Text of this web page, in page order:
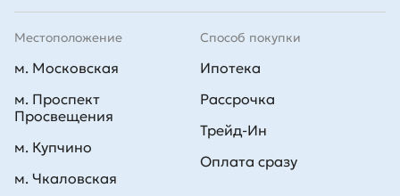
Способ покупки
Ипотека
Рассрочка
Трейд-Ин
Оплата сразу
Местоположение
м. Московская
м. Проспект
Просвещения
м. Купчино
м. Чкаловская